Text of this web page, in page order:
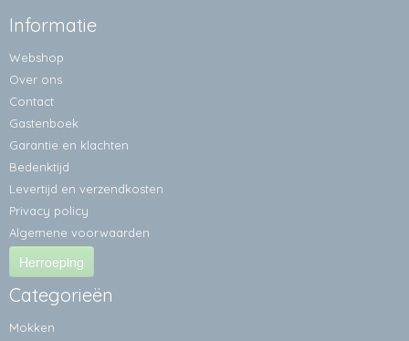
Informatie
Webshop
Over ons
Contact
Gastenboek
Garantie en klachten
Bedenktijd
Levertijd en verzendkosten
Privacy policy
Algemene voorwaarden
Herroeping
Categorieën
Mokken